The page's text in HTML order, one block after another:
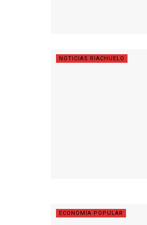
NOTICIAS RIACHUELO
ECONOMÍA POPULAR